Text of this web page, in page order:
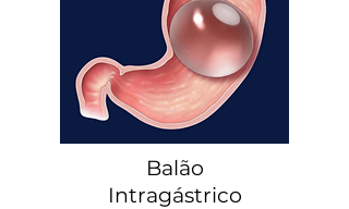
Balão
Intragástrico